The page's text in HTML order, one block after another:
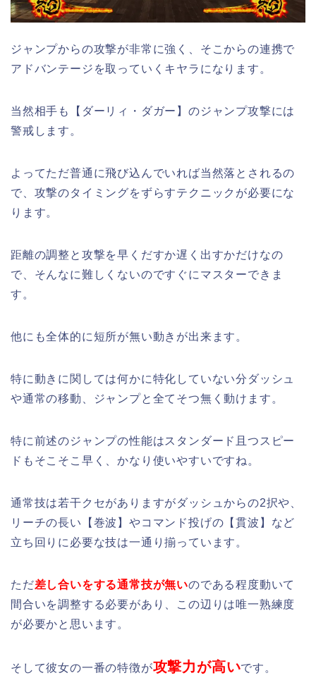
ジャンプからの攻撃が非常に強く、そこからの連携で
アドバンテージを取っていくキヤラになります。
当然相手も【ダーリィ・ダガー】のジャンプ攻撃には
警戒します。
よってただ普通に飛び込んでいれば当然落とされるの
で、攻撃のタイミングをずらすテクニックが必要にな
ります。
距離の調整と攻撃を早くだすか遅く出すかだけなの
で、そんなに難しくないのですぐにマスターできま
す。
他にも全体的に短所が無い動きが出来ます。
特に動きに関しては何かに特化していない分ダッシュ
や通常の移動、ジャンプと全てそつ無く動けます。
特に前述のジャンプの性能はスタンダード且つスピー
ドもそこそこ早く、かなり使いやすいですね。
通常技は若干クセがありますがダッシュからの2択や、
リーチの長い【巻波】やコマンド投げの【貫波】など
立ち回りに必要な技は一通り揃っています。
ただ差し合いをする通常技が無いのである程度動いて
間合いを調整する必要があり、この辺りは唯一熟練度
が必要かと思います。
そして彼女の一番の特徴が攻撃力が高いです。